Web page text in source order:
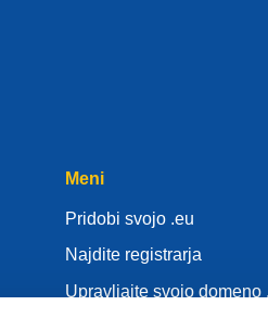
Meni
Pridobi svojo .eu
Najdite registrarja
Upravljajte svojo domeno